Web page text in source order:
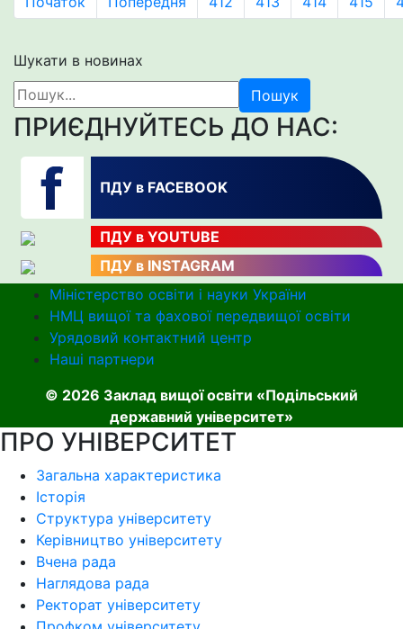
Шукати в новинах
Пошук
ПРИЄДНУЙТЕСЬ ДО НАС:
ПДУ в FACEBOOK
ПДУ в YOUTUBE
ПДУ в INSTAGRAM
Міністерство освіти і науки України
НМЦ вищої та фахової передвищої освіти
Урядовий контактний центр
Наші партнери
© 2026 Заклад вищої освіти «Подільський
державний університет»
ПРО УНІВЕРСИТЕТ
Загальна характеристика
Історія
Структура університету
Керівництво університету
Вчена рада
Наглядова рада
Ректорат університету